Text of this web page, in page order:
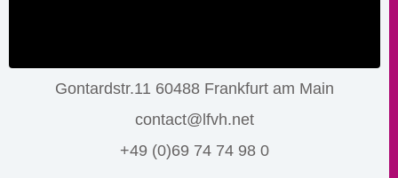
Gontardstr.11 60488 Frankfurt am Main
contact@lfvh.net
+49 (0)69 74 74 98 0